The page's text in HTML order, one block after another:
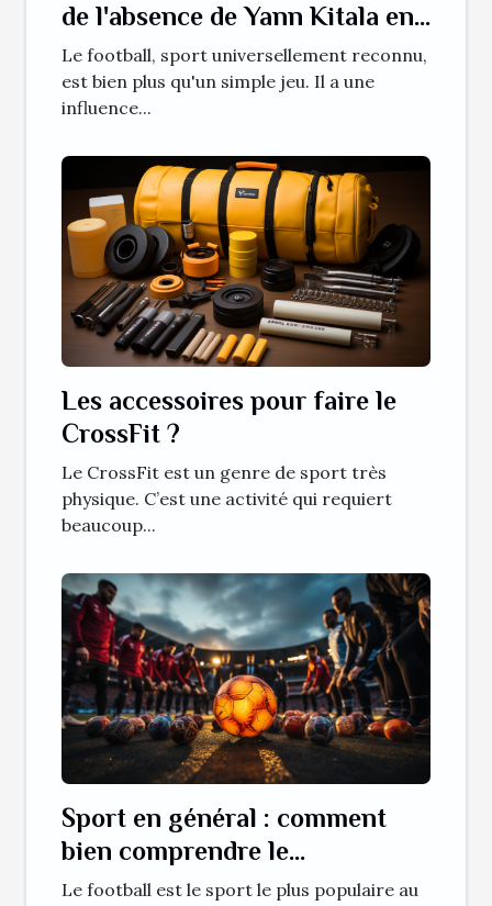
de l'absence de Yann Kitala en
Ligue 1
Le football, sport universellement reconnu,
est bien plus qu'un simple jeu. Il a une
influence...
Les accessoires pour faire le
CrossFit ?
Le CrossFit est un genre de sport très
physique. C’est une activité qui requiert
beaucoup...
Sport en général : comment
bien comprendre le
déroulement d’un match de
Le football est le sport le plus populaire au